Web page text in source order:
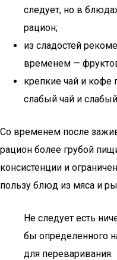
следует, но в
рацион;
из сладостей
временем —
крепкие чай и кофе
слабый чай и
Со временем после
рацион более грубой
консистенции и
пользу блюд из мяса и
Не следует есть
бы определенного
для переваривания.